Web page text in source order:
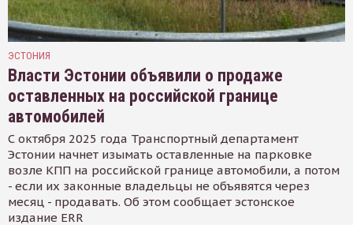
ЭСТОНИЯ
Власти Эстонии объявили о продаже
оставленных на российской границе
автомобилей
С октября 2025 года Транспортный департамент
Эстонии начнет изымать оставленные на парковке
возле КПП на российской границе автомобили, а потом
- если их законные владельцы не объявятся через
месяц - продавать. Об этом сообщает эстонское
издание ERR